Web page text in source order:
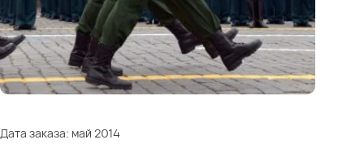
Дата заказа: май 2014